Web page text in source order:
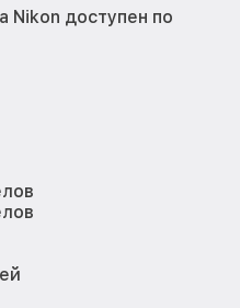
Nikon доступен по